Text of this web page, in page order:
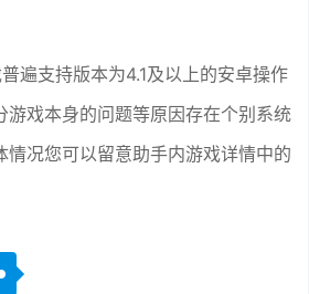
遍支持版本为4.1及以上的安卓操作
游戏本身的问题等原因存在个别系统
情况您可以留意助手内游戏详情中的